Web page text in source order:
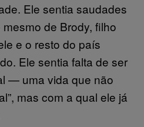
Ele sentia saudades
de Brody, filho
e o resto do país
Ele sentia falta de ser
— uma vida que não
mas com a qual ele já